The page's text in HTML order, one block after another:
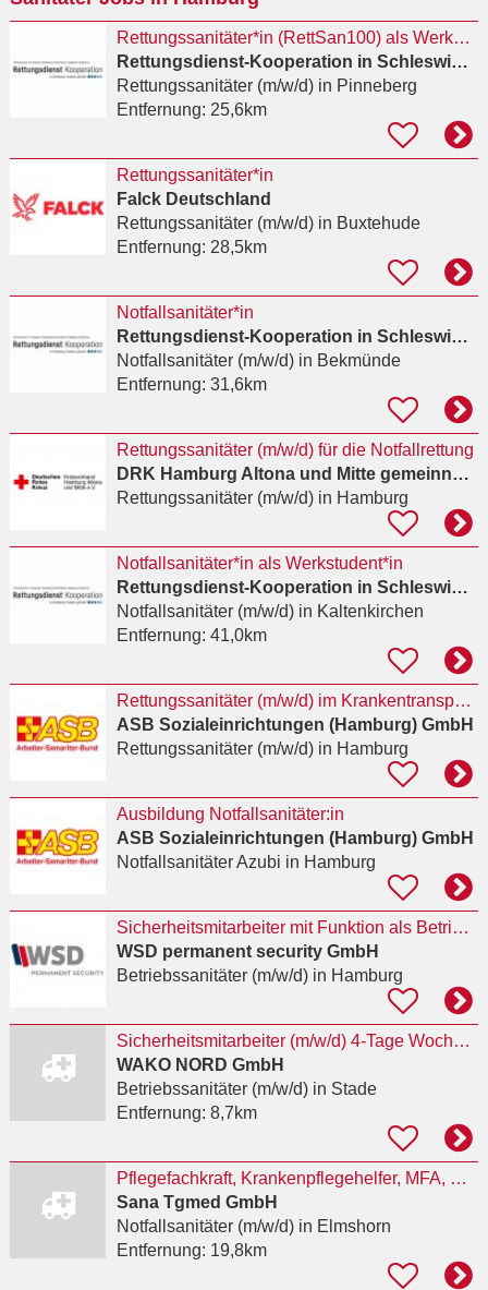
Rettungssanitäter*in (RettSan100) als Werkstudent*in
Rettungsdienst-Kooperation in Schleswig-Holstein (RKISH) gGmbH
Rettungssanitäter (m/w/d)in Pinneberg
Entfernung: 25,6km
Rettungssanitäter*in
Falck Deutschland
Rettungssanitäter (m/w/d)in Buxtehude
Entfernung: 28,5km
Notfallsanitäter*in
Rettungsdienst-Kooperation in Schleswig-Holstein (RKISH) gGmbH
Notfallsanitäter (m/w/d)in Bekmünde
Entfernung: 31,6km
Rettungssanitäter (m/w/d) für die Notfallrettung
DRK Hamburg Altona und Mitte gemeinnützige Gesellschaft für Kinder, Soziales und Jugend KISO mbH
Rettungssanitäter (m/w/d)in Hamburg
Notfallsanitäter*in als Werkstudent*in
Rettungsdienst-Kooperation in Schleswig-Holstein (RKISH) gGmbH
Notfallsanitäter (m/w/d)in Kaltenkirchen
Entfernung: 41,0km
Rettungssanitäter (m/w/d) im Krankentransport (w/m/d)
ASB Sozialeinrichtungen (Hamburg) GmbH
Rettungssanitäter (m/w/d)in Hamburg
Ausbildung Notfallsanitäter:in
ASB Sozialeinrichtungen (Hamburg) GmbH
Notfallsanitäter Azubi in Hamburg
Sicherheitsmitarbeiter mit Funktion als Betriebssanitäter (m/w/d)
WSD permanent security GmbH
Betriebssanitäter (m/w/d)in Hamburg
Sicherheitsmitarbeiter (m/w/d) 4-Tage Woche in Stade - idealerweise mit Ausbildung
WAKO NORD GmbH
Betriebssanitäter (m/w/d)in Stade
Entfernung: 8,7km
Pflegefachkraft, Krankenpflegehelfer, MFA, Notfallsanitäter (m/w/d) Notfallambulanz Pflege Elmshorn
Sana Tgmed GmbH
Notfallsanitäter (m/w/d)in Elmshorn
Entfernung: 19,8km